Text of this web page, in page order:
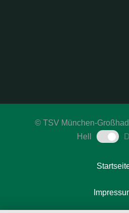
© TSV München-
Hell